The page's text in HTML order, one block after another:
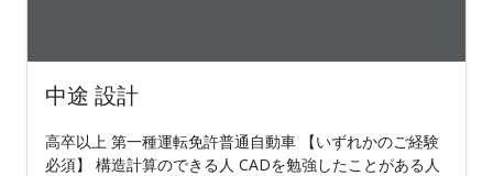
中途 設計
高卒以上 第一種運転免許普通自動車 【いずれかのご経験
必須】 構造計算のできる人 CADを勉強したことがある人